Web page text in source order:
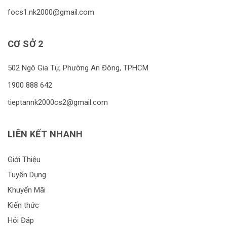
focs1.nk2000@gmail.com
CƠ SỞ 2
502 Ngô Gia Tự, Phường An Đông, TPHCM
1900 888 642
tieptannk2000cs2@gmail.com
LIÊN KẾT NHANH
Giới Thiệu
Tuyển Dụng
Khuyến Mãi
Kiến thức
Hỏi Đáp